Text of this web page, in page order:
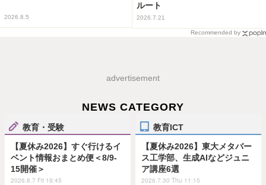
2026.8.5
ルート
2026.7.21
Recommended by
advertisement
NEWS CATEGORY
教育・受験
【夏休み2026】すぐ行けるイ
ベント情報おまとめ便＜8/9-
15開催＞
2026.8.7 Fri 19:45
教育ICT
【夏休み2026】東大メタバー
ス工学部、生成AIなどジュニ
ア講座6選
2026.7.30 Thu 11:15